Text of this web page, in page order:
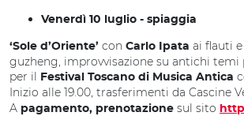
Venerdì 10 luglio - spiaggia
‘Sole d’Oriente’ con Carlo Ipata ai flauti e
guzheng, improvvisazione su antichi temi
per il Festival Toscano di Musica Antica
Inizio alle 19.00, trasferimenti da Cascine
A pagamento, prenotazione sul sito